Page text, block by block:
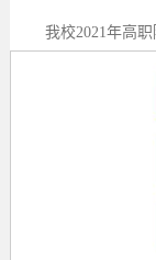
我校2021年高